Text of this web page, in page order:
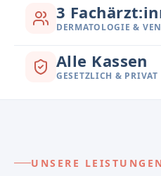
3
DERMATOLOGIE &
Alle Kassen
GESETZLICH & PRIVAT
UNSERE LEISTUNGEN